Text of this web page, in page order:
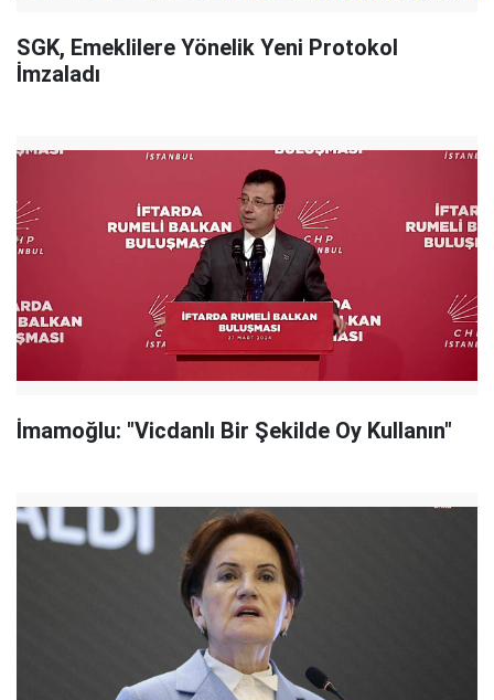
SGK, Emeklilere Yönelik Yeni Protokol
İmzaladı
İmamoğlu: "Vicdanlı Bir Şekilde Oy Kullanın"